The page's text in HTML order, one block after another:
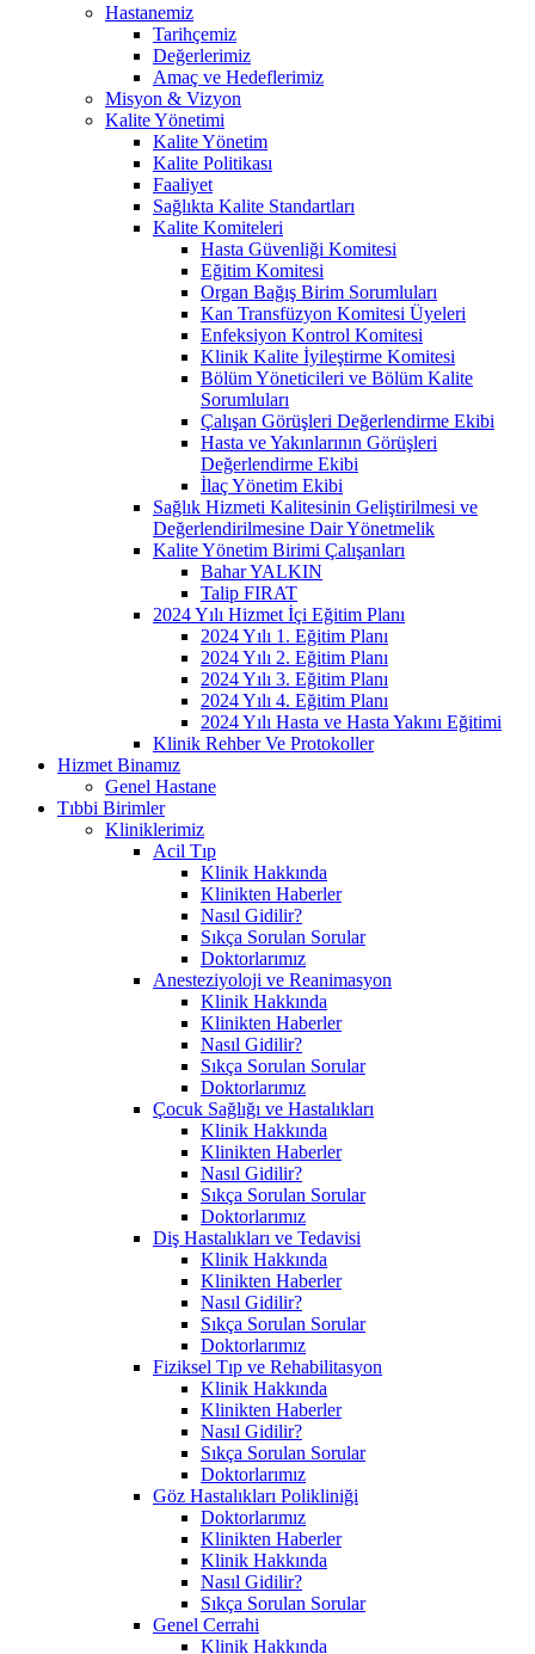
Hastanemiz
Tarihçemiz
Değerlerimiz
Amaç ve Hedeflerimiz
Misyon & Vizyon
Kalite Yönetimi
Kalite Yönetim
Kalite Politikası
Faaliyet
Sağlıkta Kalite Standartları
Kalite Komiteleri
Hasta Güvenliği Komitesi
Eğitim Komitesi
Organ Bağış Birim Sorumluları
Kan Transfüzyon Komitesi Üyeleri
Enfeksiyon Kontrol Komitesi
Klinik Kalite İyileştirme Komitesi
Bölüm Yöneticileri ve Bölüm Kalite
Sorumluları
Çalışan Görüşleri Değerlendirme Ekibi
Hasta ve Yakınlarının Görüşleri
Değerlendirme Ekibi
İlaç Yönetim Ekibi
Sağlık Hizmeti Kalitesinin Geliştirilmesi ve
Değerlendirilmesine Dair Yönetmelik
Kalite Yönetim Birimi Çalışanları
Bahar YALKIN
Talip FIRAT
2024 Yılı Hizmet İçi Eğitim Planı
2024 Yılı 1. Eğitim Planı
2024 Yılı 2. Eğitim Planı
2024 Yılı 3. Eğitim Planı
2024 Yılı 4. Eğitim Planı
2024 Yılı Hasta ve Hasta Yakını Eğitimi
Klinik Rehber Ve Protokoller
Hizmet Binamız
Genel Hastane
Tıbbi Birimler
Kliniklerimiz
Acil Tıp
Klinik Hakkında
Klinikten Haberler
Nasıl Gidilir?
Sıkça Sorulan Sorular
Doktorlarımız
Anesteziyoloji ve Reanimasyon
Klinik Hakkında
Klinikten Haberler
Nasıl Gidilir?
Sıkça Sorulan Sorular
Doktorlarımız
Çocuk Sağlığı ve Hastalıkları
Klinik Hakkında
Klinikten Haberler
Nasıl Gidilir?
Sıkça Sorulan Sorular
Doktorlarımız
Diş Hastalıkları ve Tedavisi
Klinik Hakkında
Klinikten Haberler
Nasıl Gidilir?
Sıkça Sorulan Sorular
Doktorlarımız
Fiziksel Tıp ve Rehabilitasyon
Klinik Hakkında
Klinikten Haberler
Nasıl Gidilir?
Sıkça Sorulan Sorular
Doktorlarımız
Göz Hastalıkları Polikliniği
Doktorlarımız
Klinikten Haberler
Klinik Hakkında
Nasıl Gidilir?
Sıkça Sorulan Sorular
Genel Cerrahi
Klinik Hakkında